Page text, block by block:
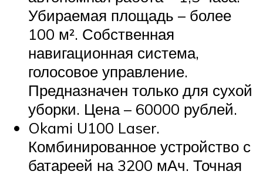
Убираемая площадь – более
100 м². Собственная
навигационная система,
голосовое управление.
Предназначен только для сухой
уборки. Цена – 60000 рублей.
Okami U100 Laser.
Комбинированное устройство с
батареей на 3200 мАч. Точная